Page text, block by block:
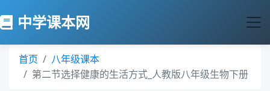
中学课本网
首页
八年级课本
第二节选择健康的生活方式_人教版八年级生物下册